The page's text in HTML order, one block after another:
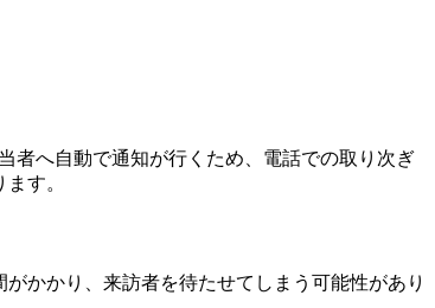
者へ自動で通知が行くため、電話での取り次ぎ
す。
かかり、来訪者を待たせてしまう可能性があり